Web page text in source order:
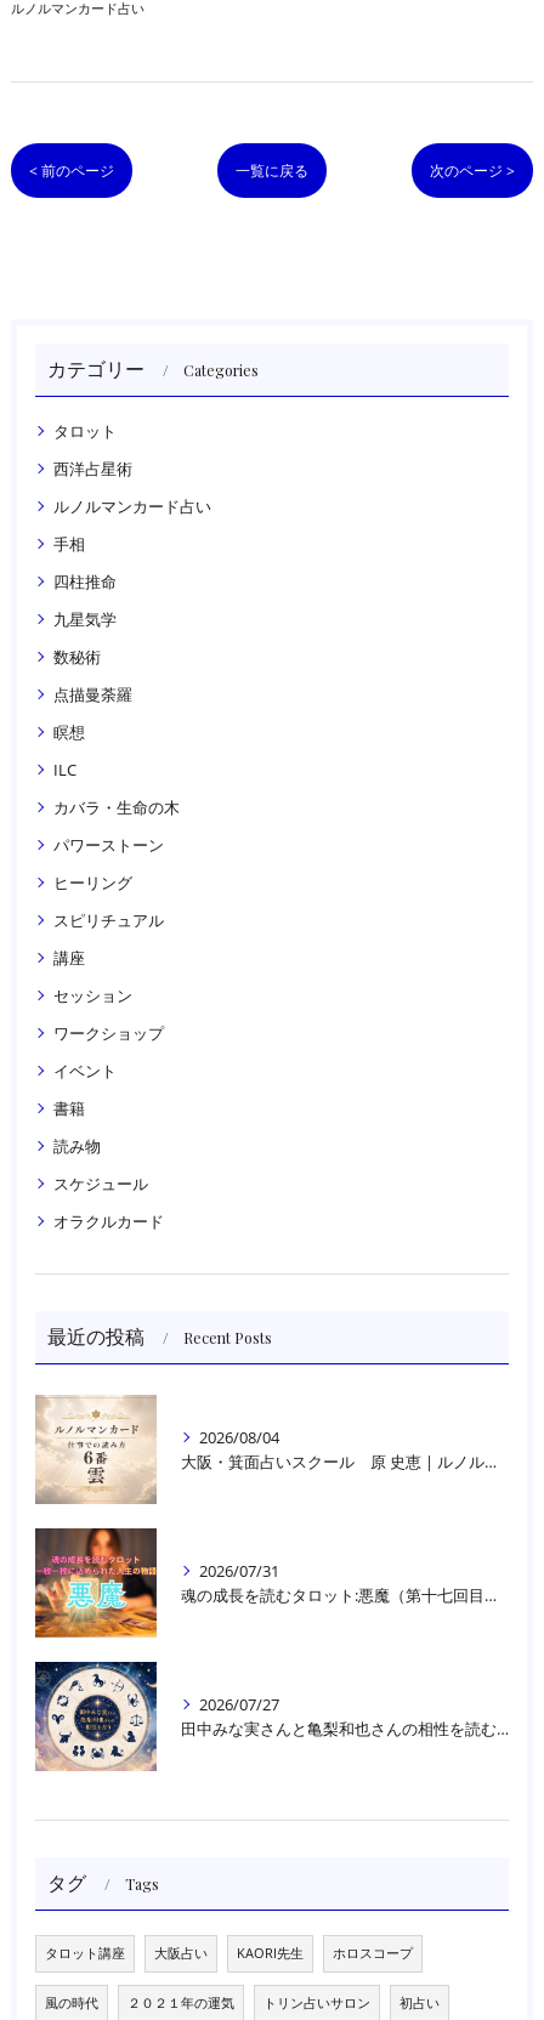
ルノルマンカード占い
< 前のページ 一覧に戻る 次のページ >
カテゴリー Categories
タロット
西洋占星術
ルノルマンカード占い
手相
四柱推命
九星気学
数秘術
点描曼荼羅
瞑想
ILC
カバラ・生命の木
パワーストーン
ヒーリング
スピリチュアル
講座
セッション
ワークショップ
イベント
書籍
読み物
スケジュール
オラクルカード
最近の投稿 Recent Posts
2026/08/04
大阪・箕面占いスクール 原 史恵 | ルノルマンカード読み方のコツ「雲」 仕事をテーマに占った場合
2026/07/31
魂の成長を読むタロット:悪魔（第十七回目）｜大阪・箕面占いスクールラブアンドライト
2026/07/27
田中みな実さんと亀梨和也さんの相性を読む｜大阪・箕面占いスクールラブアンドライト
タグ Tags
タロット講座 大阪占い KAORI先生 ホロスコープ
風の時代 ２０２１年の運気 トリン占いサロン 初占い